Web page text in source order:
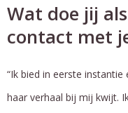
Wat doe jij
contact met
“Ik bied in eerste
haar verhaal bij mij kwijt.